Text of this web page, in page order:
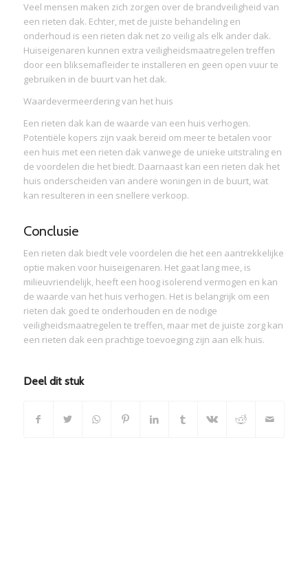
Veel mensen maken zich zorgen over de brandveiligheid van
een rieten dak. Echter, met de juiste behandeling en
onderhoud is een rieten dak net zo veilig als elk ander dak.
Huiseigenaren kunnen extra veiligheidsmaatregelen treffen
door een bliksemafleider te installeren en geen open vuur te
gebruiken in de buurt van het dak.
Waardevermeerdering van het huis
Een rieten dak kan de waarde van een huis verhogen.
Potentiële kopers zijn vaak bereid om meer te betalen voor
een huis met een rieten dak vanwege de unieke uitstraling en
de voordelen die het biedt. Daarnaast kan een rieten dak het
huis onderscheiden van andere woningen in de buurt, wat
kan resulteren in een snellere verkoop.
Conclusie
Een rieten dak biedt vele voordelen die het een aantrekkelijke
optie maken voor huiseigenaren. Het gaat lang mee, is
milieuvriendelijk, heeft een hoog isolerend vermogen en kan
de waarde van het huis verhogen. Het is belangrijk om een
rieten dak goed te onderhouden en de nodige
veiligheidsmaatregelen te treffen, maar met de juiste zorg kan
een rieten dak een prachtige toevoeging zijn aan elk huis.
Deel dit stuk